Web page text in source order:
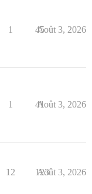
1 45
Août 3, 2026
1 41
Août 3, 2026
12 123
Août 3, 2026